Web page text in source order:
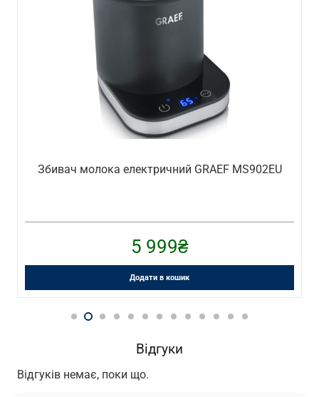
Збивач молока електричний GRAEF MS902EU
5 999₴
Додати в кошик
Відгуки
Відгуків немає, поки що.